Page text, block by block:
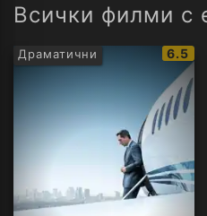
Всички филми с
Драматични
IMDb
6.5